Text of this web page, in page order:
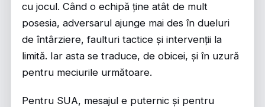
cu jocul. Când o echipă ține atât de mult
posesia, adversarul ajunge mai des în dueluri
de întârziere, faulturi tactice și intervenții la
limită. Iar asta se traduce, de obicei, și în uzură
pentru meciurile următoare.
Pentru SUA, mesajul e puternic și pentru